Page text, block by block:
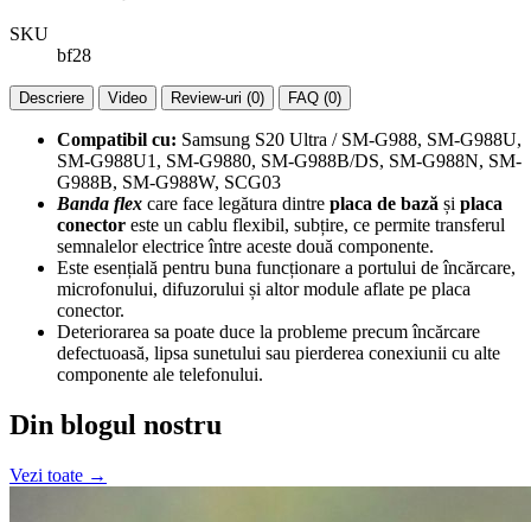
SKU
bf28
Descriere Video Review-uri (0) FAQ (0)
Compatibil cu: Samsung S20 Ultra / SM-G988, SM-G988U,
SM-G988U1, SM-G9880, SM-G988B/DS, SM-G988N, SM-
G988B, SM-G988W, SCG03
Banda flex care face legătura dintre placa de bază și placa
conector este un cablu flexibil, subțire, ce permite transferul
semnalelor electrice între aceste două componente.
Este esențială pentru buna funcționare a portului de încărcare,
microfonului, difuzorului și altor module aflate pe placa
conector.
Deteriorarea sa poate duce la probleme precum încărcare
defectuoasă, lipsa sunetului sau pierderea conexiunii cu alte
componente ale telefonului.
Din blogul nostru
Vezi toate →